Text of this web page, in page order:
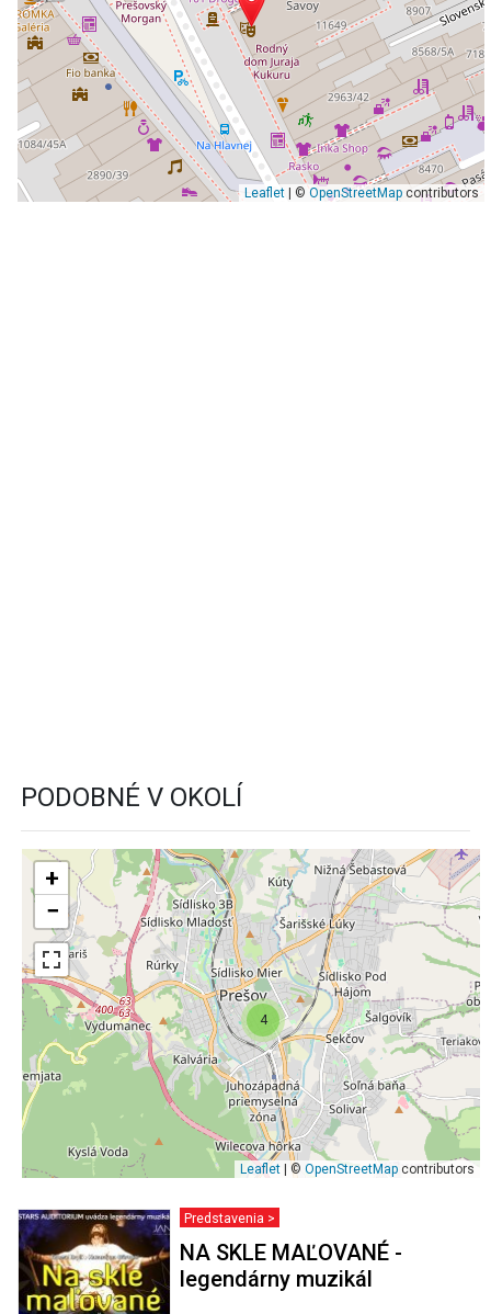
Leaflet| © OpenStreetMapcontributors
PODOBNÉ V OKOLÍ
4
+
−
Leaflet | © OpenStreetMap contributors
Predstavenia >
NA SKLE MAĽOVANÉ -
legendárny muzikál